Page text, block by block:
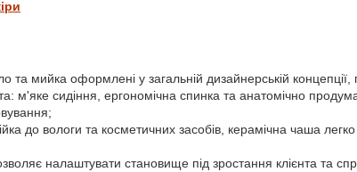
та мийка оформлені у загальній дизайнерській концепції,
м'яке сидіння, ергономічна спинка та анатомічно
до вологи та косметичних засобів, керамічна чаша
налаштувати становище під зростання клієнта та